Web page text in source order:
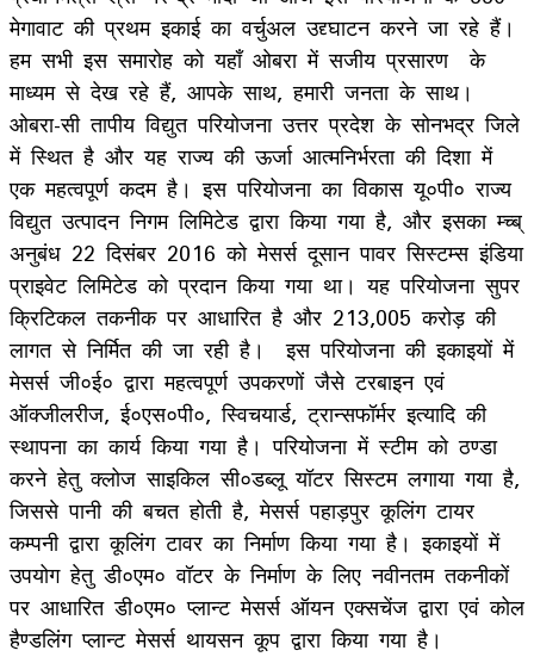
मेगावाट की प्रथम इकाई का वर्चुअल उद्द्घाटन करने जा रहे हैं।
हम सभी इस समारोह को यहाँ ओबरा में सजीय प्रसारण के
माध्यम से देख रहे हैं, आपके साथ, हमारी जनता के साथ।
ओबरा-सी तापीय विद्युत परियोजना उत्तर प्रदेश के सोनभद्र जिले
में स्थित है और यह राज्य की ऊर्जा आत्मनिर्भरता की दिशा में
एक महत्वपूर्ण कदम है। इस परियोजना का विकास यू०पी० राज्य
विद्युत उत्पादन निगम लिमिटेड द्वारा किया गया है, और इसका म्च्ब्
अनुबंध 22 दिसंबर 2016 को मेसर्स दूसान पावर सिस्टम्स इंडिया
प्राइवेट लिमिटेड को प्रदान किया गया था। यह परियोजना सुपर
क्रिटिकल तकनीक पर आधारित है और 213,005 करोड़ की
लागत से निर्मित की जा रही है। इस परियोजना की इकाइयों में
मेसर्स जी०ई० द्वारा महत्वपूर्ण उपकरणों जैसे टरबाइन एवं
ऑक्जीलरीज, ई०एस०पी०, स्विचयार्ड, ट्रान्सफॉर्मर इत्यादि की
स्थापना का कार्य किया गया है। परियोजना में स्टीम को ठण्डा
करने हेतु क्लोज साइकिल सी०डब्लू यॉटर सिस्टम लगाया गया है,
जिससे पानी की बचत होती है, मेसर्स पहाड़पुर कूलिंग टायर
कम्पनी द्वारा कूलिंग टावर का निर्माण किया गया है। इकाइयों में
उपयोग हेतु डी०एम० वॉटर के निर्माण के लिए नवीनतम तकनीकों
पर आधारित डी०एम० प्लान्ट मेसर्स ऑयन एक्सचेंज द्वारा एवं कोल
हैण्डलिंग प्लान्ट मेसर्स थायसन कूप द्वारा किया गया है।